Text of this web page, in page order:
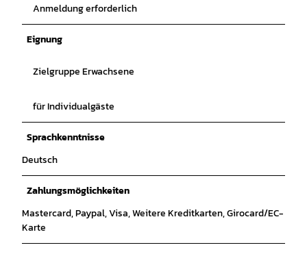
Anmeldung erforderlich
Eignung
Zielgruppe Erwachsene
für Individualgäste
Sprachkenntnisse
Deutsch
Zahlungsmöglichkeiten
Mastercard, Paypal, Visa, Weitere Kreditkarten, Girocard/EC-
Karte